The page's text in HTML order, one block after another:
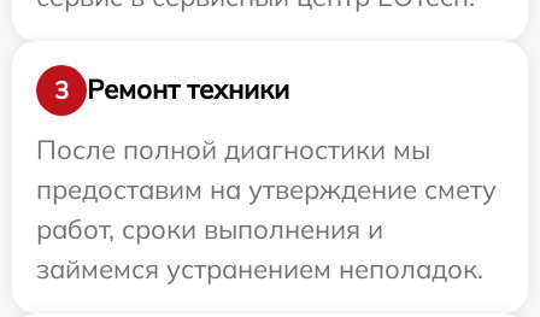
3
Ремонт техники
После полной диагностики мы
предоставим на утверждение смету
работ, сроки выполнения и
займемся устранением неполадок.